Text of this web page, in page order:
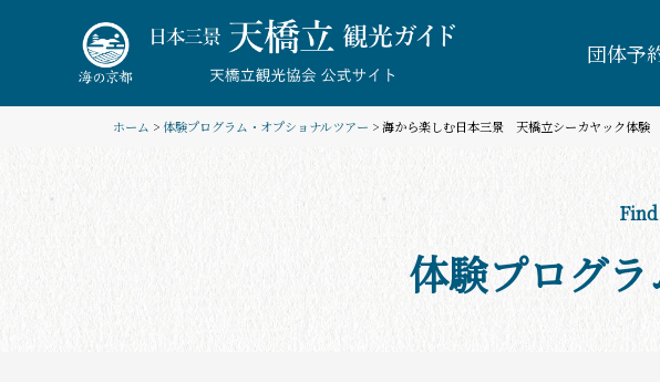
団体予
ホーム >体験プログラム・オプショナルツアー > 海から楽しむ日本三景 天橋立シーカヤック体験
体験プログ